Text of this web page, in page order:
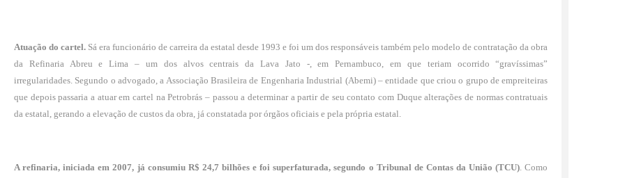
Atuação do cartel. Sá era funcionário de carreira da estatal desde 1993 e foi um dos responsáveis também pelo modelo de contratação da obra
da Refinaria Abreu e Lima – um dos alvos centrais da Lava Jato -, em Pernambuco, em que teriam ocorrido “gravíssimas”
irregularidades. Segundo o advogado, a Associação Brasileira de Engenharia Industrial (Abemi) – entidade que criou o grupo de empreiteiras
que depois passaria a atuar em cartel na Petrobrás – passou a determinar a partir de seu contato com Duque alterações de normas contratuais
da estatal, gerando a elevação de custos da obra, já constatada por órgãos oficiais e pela própria estatal.
A refinaria, iniciada em 2007, já consumiu R$ 24,7 bilhões e foi superfaturada, segundo o Tribunal de Contas da União (TCU). Como